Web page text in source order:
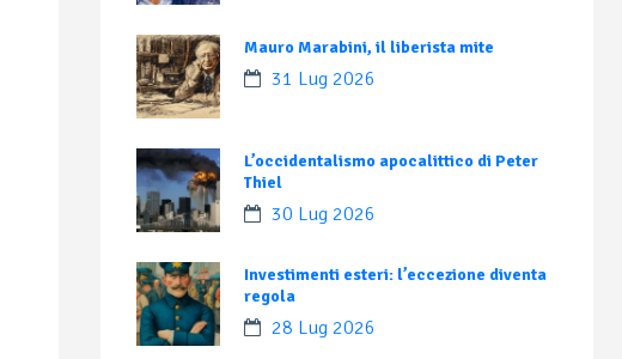
Mauro Marabini, il liberista mite
31 Lug 2026
L’occidentalismo apocalittico di Peter
Thiel
30 Lug 2026
Investimenti esteri: l’eccezione diventa
regola
28 Lug 2026